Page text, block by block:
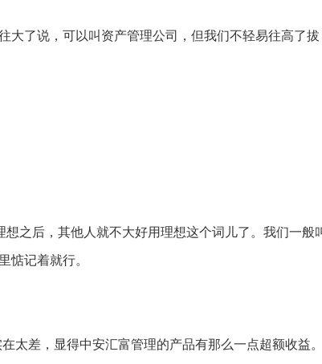
大了说，可以叫资产管理公司，但我们不轻易往高了
想之后，其他人就不大好用理想这个词儿了。我们一
惦记着就行。
在太差，显得中安汇富管理的产品有那么一点超额收益